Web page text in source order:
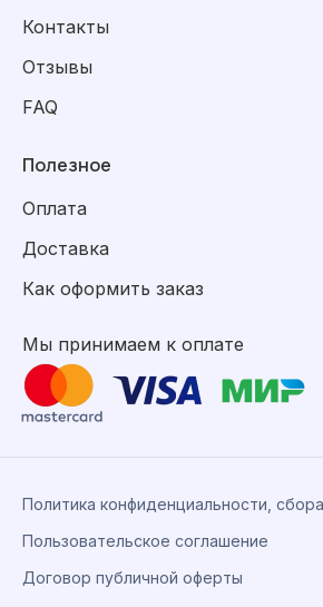
Контакты
Отзывы
FAQ
Полезное
Оплата
Доставка
Как оформить заказ
Мы принимаем к оплате
Политика конфиденциальности,
Пользовательское соглашение
Договор публичной оферты